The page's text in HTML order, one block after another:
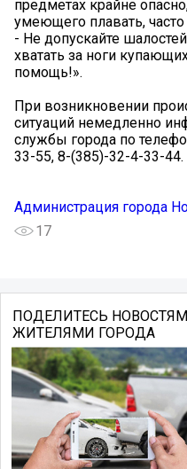
предметах крайне
умеющего плавать, часто
- Не допускайте
хватать за ноги
помощь!».
При возникновении
ситуаций немедленно
службы города по
33-55, 8-(385)-32-4-33-44.
Администрация города
17
ПОДЕЛИТЕСЬ
ЖИТЕЛЯМИ ГОРОДА